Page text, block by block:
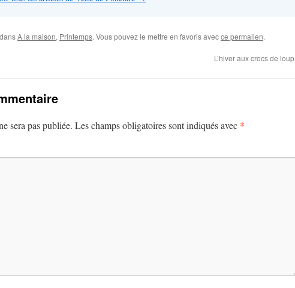
A la maison, Printemps. Vous pouvez le mettre en favoris avecce permalien.
L’hiver aux crocs de loup
sera pas publiée. Les champs obligatoires sont indiqués avec *